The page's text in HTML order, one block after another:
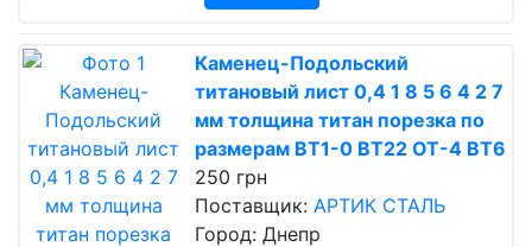
Каменец-Подольский
титановый лист 0,4 1 8 5 6 4 2 7
мм толщина титан порезка по
размерам ВТ1-0 ВТ22 ОТ-4 ВТ6
250 грн
Поставщик: АРТИК СТАЛЬ
Город: Днепр